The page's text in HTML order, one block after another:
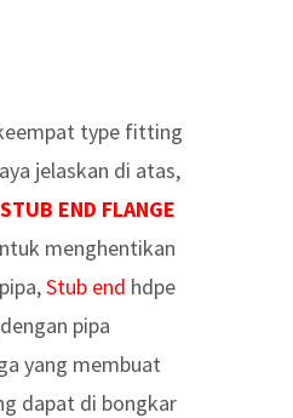
type fitting
jelaskan di atas,
STUB END FLANGE
menghentikan
Stub end hdpe
pipa
yang membuat
dapat di bongkar